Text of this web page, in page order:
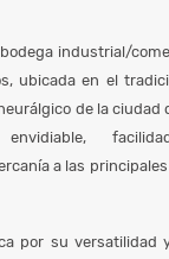
industrial/
ubicada en el
de la ciudad
envidiable,
a las
por su versatilidad